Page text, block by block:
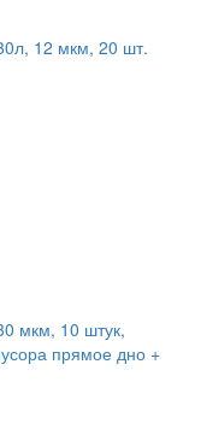
12 мкм, 20 шт.
мкм, 10 штук,
прямое дно +